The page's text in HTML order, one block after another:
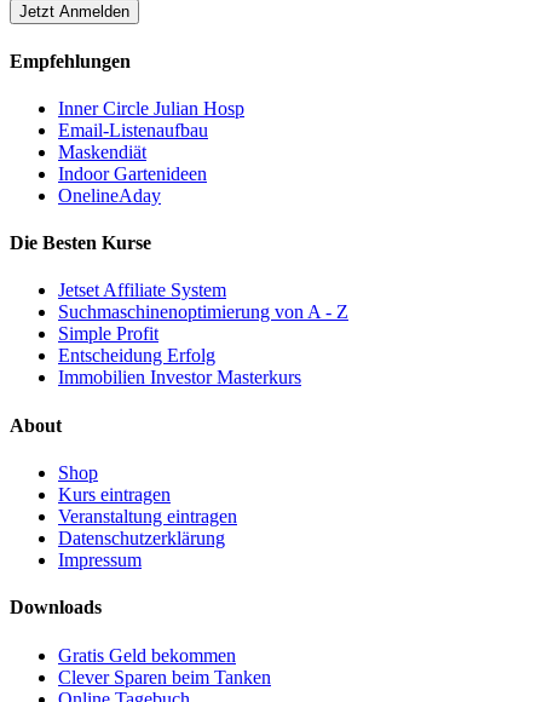
Jetzt Anmelden
Empfehlungen
Inner Circle Julian Hosp
Email-Listenaufbau
Maskendiät
Indoor Gartenideen
OnelineAday
Die Besten Kurse
Jetset Affiliate System
Suchmaschinenoptimierung von A - Z
Simple Profit
Entscheidung Erfolg
Immobilien Investor Masterkurs
About
Shop
Kurs eintragen
Veranstaltung eintragen
Datenschutzerklärung
Impressum
Downloads
Gratis Geld bekommen
Clever Sparen beim Tanken